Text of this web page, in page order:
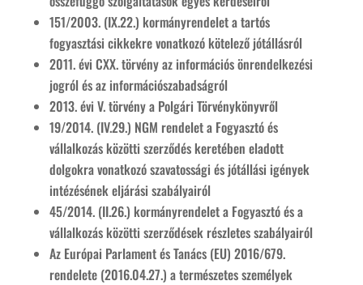
151/2003. (IX.22.) kormányrendelet a tartós
fogyasztási cikkekre vonatkozó kötelező jótállásról
2011. évi CXX. törvény az információs önrendelkezési
jogról és az információszabadságról
2013. évi V. törvény a Polgári Törvénykönyvről
19/2014. (IV.29.) NGM rendelet a Fogyasztó és
vállalkozás közötti szerződés keretében eladott
dolgokra vonatkozó szavatossági és jótállási igények
intézésének eljárási szabályairól
45/2014. (II.26.) kormányrendelet a Fogyasztó és a
vállalkozás közötti szerződések részletes szabályairól
Az Európai Parlament és Tanács (EU) 2016/679.
rendelete (2016.04.27.) a természetes személyek